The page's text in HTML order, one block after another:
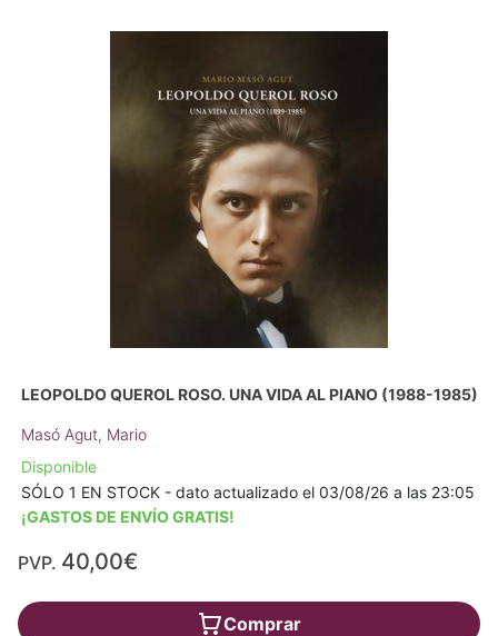
LEOPOLDO QUEROL ROSO. UNA VIDA AL PIANO (1988-1985)
Masó Agut, Mario
Disponible
SÓLO 1 EN STOCK - dato actualizado el 03/08/26 a las 23:05
¡GASTOS DE ENVÍO GRATIS!
PVP. 40,00€
Comprar